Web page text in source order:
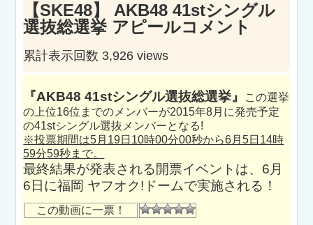
【SKE48】 AKB48 41stシングル
選抜総選挙 アピールコメント
累計表示回数 3,926 views
『AKB48 41stシングル選抜総選挙』
この選挙
の上位16位までのメンバーが2015年8月に発売予定
の41stシングル選抜メンバーとなる!
※投票期間は5月19日10時00分00秒から6月5日14時
59分59秒まで。
最終結果が発表される開票イベントは、6月
6日に福岡 ヤフオク!ドームで実施される！
この動画に一票！